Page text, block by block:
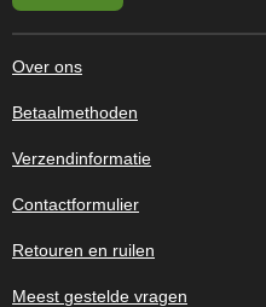
Over ons
Betaalmethoden
Verzendinformatie
Contactformulier
Retouren en ruilen
Meest gestelde vragen